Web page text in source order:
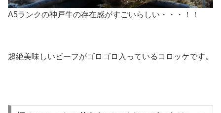
A5ランクの神戸牛の存在感がすごいらしい・・・！！
超絶美味しいビーフがゴロゴロ入っているコロッケです。